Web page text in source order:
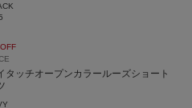
タッチオープンカラールーズショート